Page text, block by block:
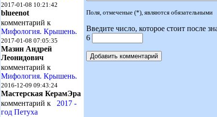
2017-01-08 10:21:42
blueenot
комментарий к
Мифология. Крышень.
2017-01-08 07:05:35
Мазин Андрей
Леонидович
комментарий к
Мифология. Крышень.
2016-12-09 09:43:24
Мастерская КерамЭра
комментарий к 2017 -
год Петуха
Поля, отмеченые (*), являются обязательными
Введите число, которое стоит после
6